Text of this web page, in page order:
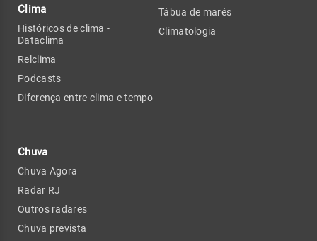
Clima
Históricos de clima -
Dataclima
Relclima
Podcasts
Diferença entre clima e tempo
Chuva
Chuva Agora
Radar RJ
Outros radares
Chuva prevista
Tábua de marés
Climatologia